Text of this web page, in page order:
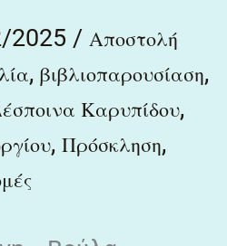
2025 / Αποστολή
, βιβλιοπαρουσίαση,
Καρυπίδου,
, Πρόσκληση,